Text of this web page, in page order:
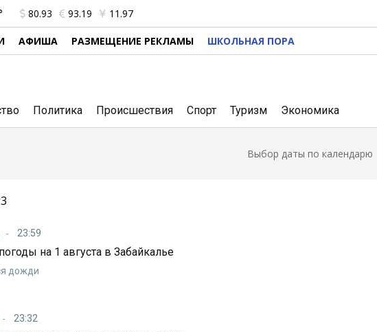
80.93 93.19 11.97
АФИША РАЗМЕЩЕНИЕ РЕКЛАМЫ ШКОЛЬНАЯ ПОРА
Политика Происшествия Спорт Туризм Экономика
Выбор даты по календарю
23:59
на 1 августа в Забайкалье
дожди
23:32